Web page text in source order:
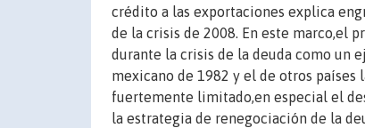
crédito a las exportaciones explica
de la crisis de 2008. En este marco,el
durante la crisis de la deuda como un
mexicano de 1982 y el de otros
fuertemente limitado,en especial el
la estrategia de renegociación de la